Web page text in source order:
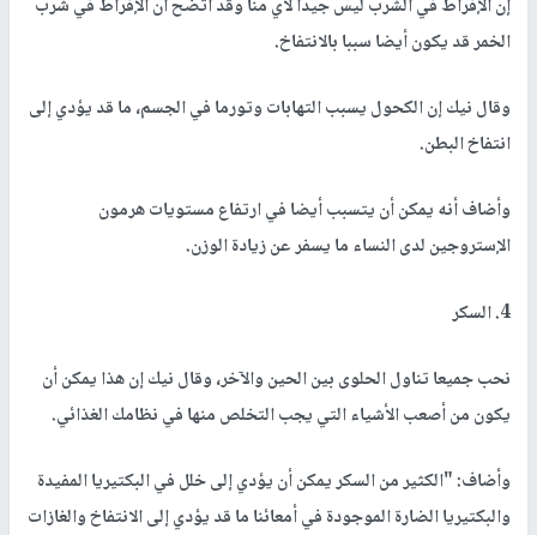
إن الإفراط في الشرب ليس جيدا لأي منا وقد اتضح أن الإفراط في شرب
الخمر قد يكون أيضا سببا بالانتفاخ.
وقال نيك إن الكحول يسبب التهابات وتورما في الجسم، ما قد يؤدي إلى
انتفاخ البطن.
وأضاف أنه يمكن أن يتسبب أيضا في ارتفاع مستويات هرمون
الإستروجين لدى النساء ما يسفر عن زيادة الوزن.
4. السكر
نحب جميعا تناول الحلوى بين الحين والآخر، وقال نيك إن هذا يمكن أن
يكون من أصعب الأشياء التي يجب التخلص منها في نظامك الغذائي.
وأضاف: "الكثير من السكر يمكن أن يؤدي إلى خلل في البكتيريا المفيدة
والبكتيريا الضارة الموجودة في أمعائنا ما قد يؤدي إلى الانتفاخ والغازات